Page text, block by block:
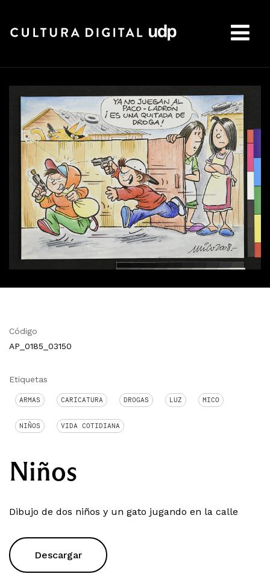
Código
AP_0185_03150
Etiquetas
ARMAS CARICATURA DROGAS LUZ MICO
NIÑOS VIDA COTIDIANA
Niños
Dibujo de dos niños y un gato jugando en la calle
Descargar